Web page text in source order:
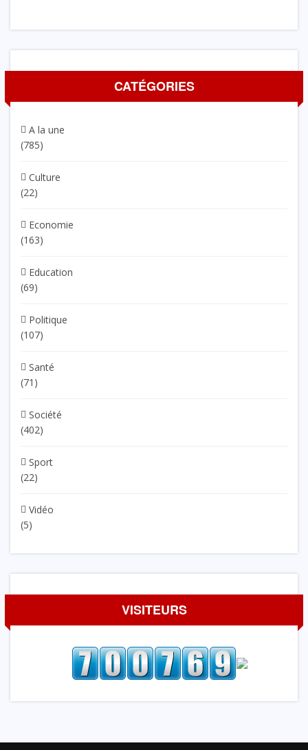
CATÉGORIES
A la une
(785)
Culture
(22)
Economie
(163)
Education
(69)
Politique
(107)
Santé
(71)
Société
(402)
Sport
(22)
Vidéo
(5)
VISITEURS